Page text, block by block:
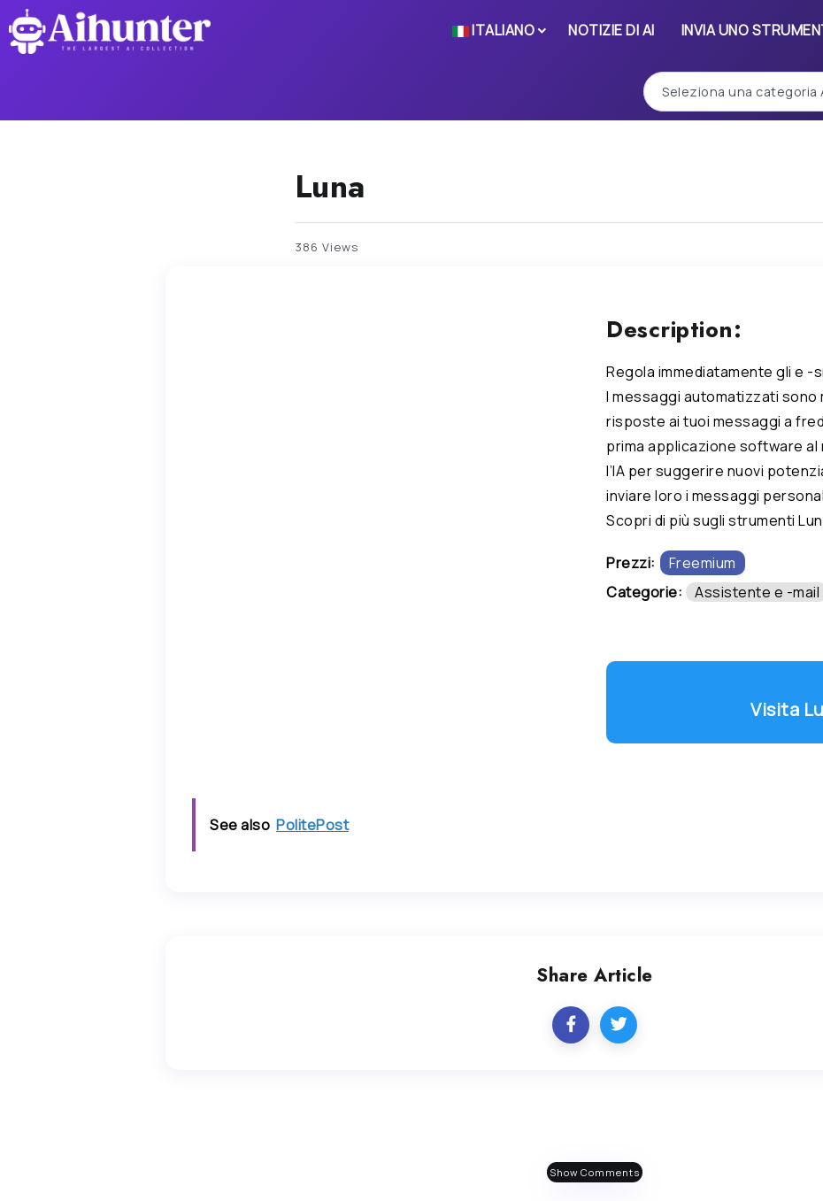
ITALIANO NOTIZIE DI AI INVIA UNO
Luna
386 Views
Description:
Regola immediatamente gli e -
I messaggi automatizzati sono
risposte ai tuoi messaggi a
prima applicazione software
l’IA per suggerire nuovi
inviare loro i messaggi
Scopri di più sugli strumenti
Prezzi:
Freemium
Categorie:
Assistente e -mail
Visita
See also PolitePost
Share Article
Show Comments